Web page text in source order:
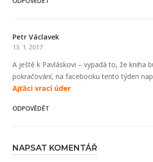
Petr Václavek
13. 1. 2017
A ještě k Pavláskovi – vypadá to, že kniha
pokračování, na facebooku tento týden
Ajťáci vrací úder
ODPOVĚDĚT
NAPSAT KOMENTÁŘ